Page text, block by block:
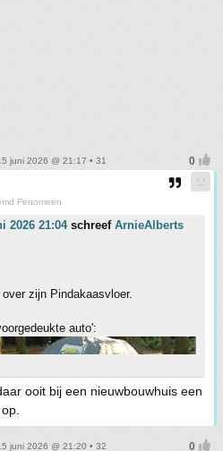
juni 2026 @ 21:17 • 31
Fenomeen
2026 21:04schreef ArnieAlberts
zijn Pindakaasvloer.
auto':
ooit bij een nieuwbouwhuis een
juni 2026 @ 21:20 • 32